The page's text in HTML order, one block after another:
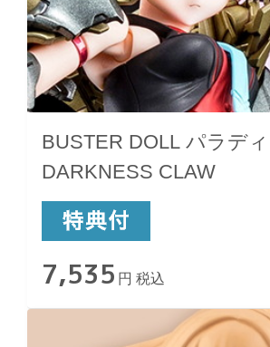
BUSTER DOLL パラデ
DARKNESS CLAW
7,535 円 税込